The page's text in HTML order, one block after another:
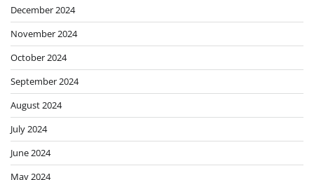
December 2024
November 2024
October 2024
September 2024
August 2024
July 2024
June 2024
May 2024